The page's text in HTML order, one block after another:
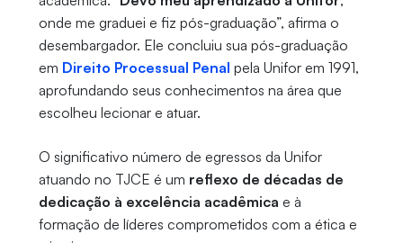
onde me graduei e fiz pós-graduação”, afirma o
desembargador. Ele concluiu sua pós-graduação
em Direito Processual Penal pela Unifor em 1991,
aprofundando seus conhecimentos na área que
escolheu lecionar e atuar.
O significativo número de egressos da Unifor
atuando no TJCE é um reflexo de décadas de
dedicação à excelência acadêmica e à
formação de líderes comprometidos com a ética e